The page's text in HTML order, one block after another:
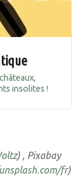
insolites !
) , Pixabay
fr)